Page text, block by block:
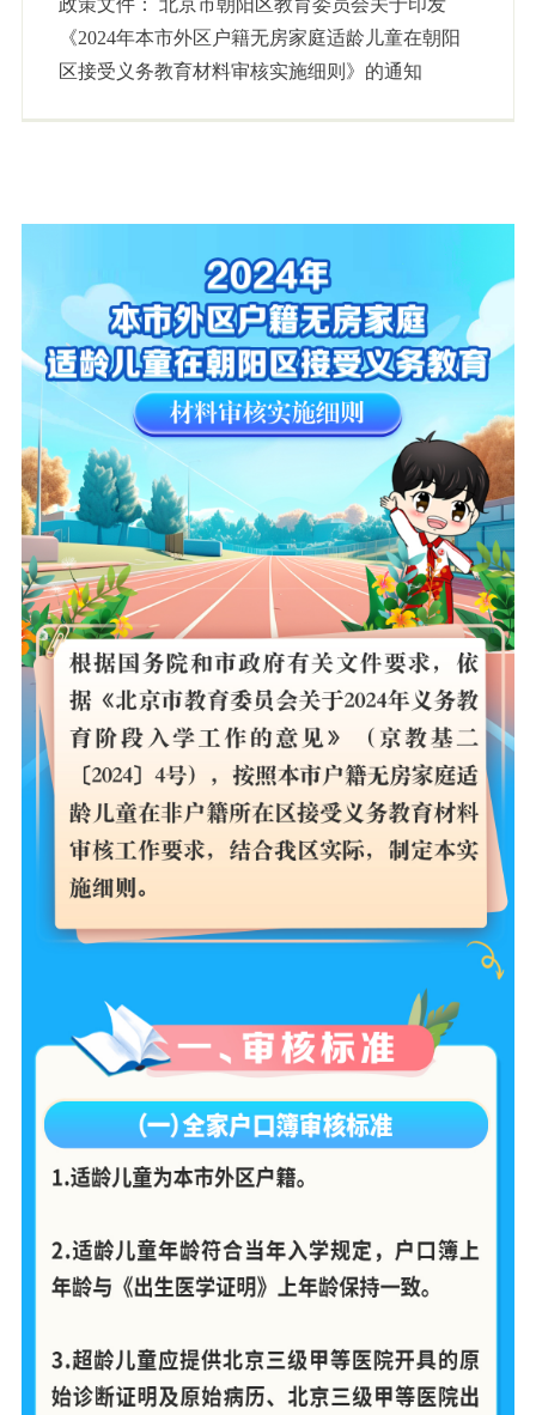
政策文件：
北京市朝阳区教育委员会关于印发
《2024年本市外区户籍无房家庭适龄儿童在朝阳
区接受义务教育材料审核实施细则》的通知